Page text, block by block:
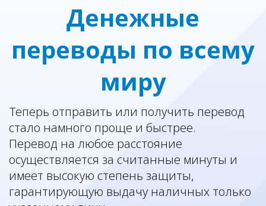
Денежные
переводы по всему
миру
Теперь отправить или получить перевод
стало намного проще и быстрее.
Перевод на любое расстояние
осуществляется за считанные минуты и
имеет высокую степень защиты,
гарантирующую выдачу наличных только